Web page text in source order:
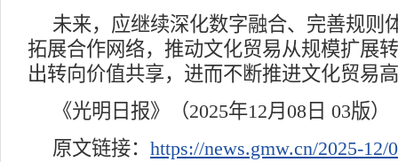
未来，应继续深化数字融合、完善规则
拓展合作网络，推动文化贸易从规模扩展
出转向价值共享，进而不断推进文化贸易
《光明日报》（2025年12月08日 03版）
原文链接： https://news.gmw.cn/2025-12/